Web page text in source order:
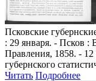
Псковские
: 29 января. - Псков :
Правления, 1858. -
губернского
Читать Подробнее